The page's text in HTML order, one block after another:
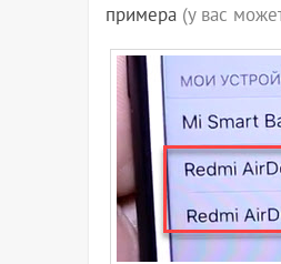
примера (у вас